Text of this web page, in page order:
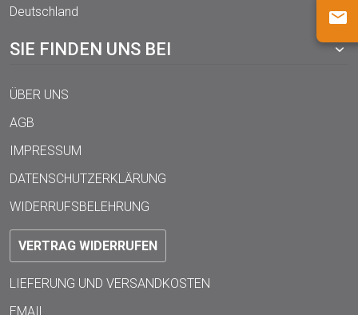
Deutschland
SIE FINDEN UNS BEI
ÜBER UNS
AGB
IMPRESSUM
DATENSCHUTZERKLÄRUNG
WIDERRUFSBELEHRUNG
VERTRAG WIDERRUFEN
LIEFERUNG UND VERSANDKOSTEN
EMAIL